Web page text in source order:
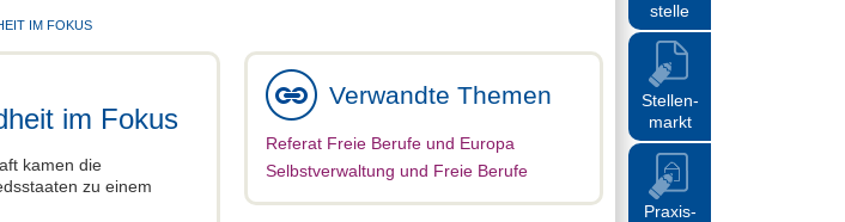
stelle
Stellen-
markt
Praxis-
IM FOKUS
im Fokus
kamen die
zu einem
Verwandte Themen
Referat Freie Berufe und Europa
Selbstverwaltung und Freie Berufe